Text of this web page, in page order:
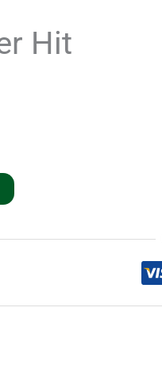
Hit